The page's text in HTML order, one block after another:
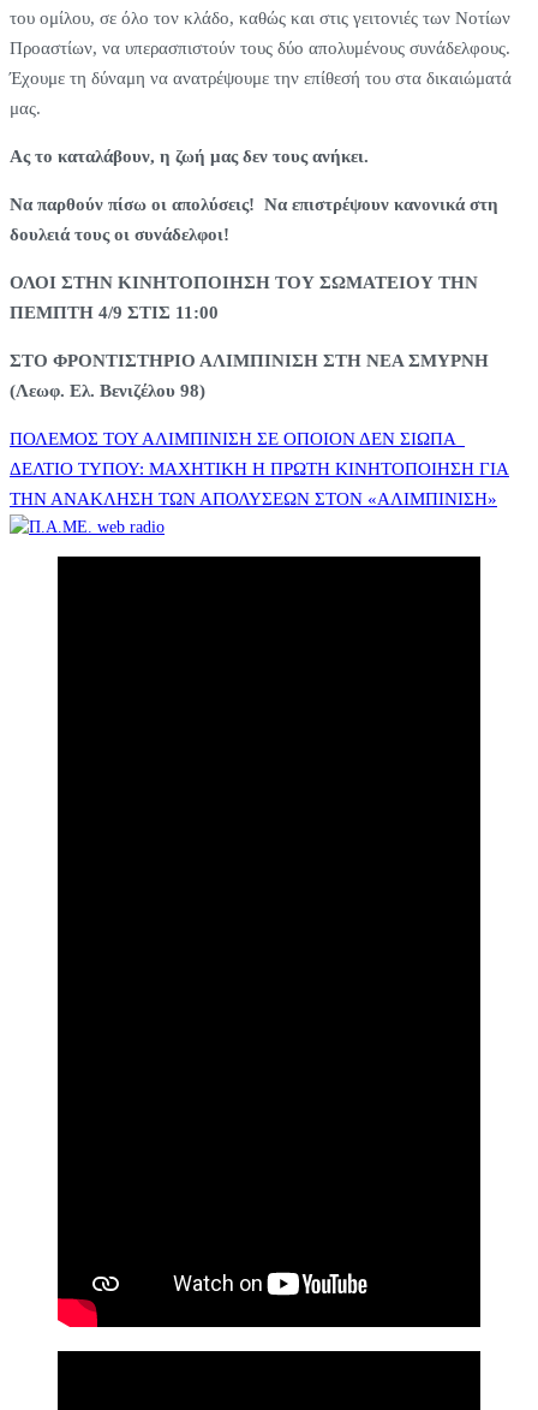
του ομίλου, σε όλο τον κλάδο, καθώς και στις γειτονιές των Νοτίων
Προαστίων, να υπερασπιστούν τους δύο απολυμένους συνάδελφους.
Έχουμε τη δύναμη να ανατρέψουμε την επίθεσή του στα δικαιώματά
μας.
Ας το καταλάβουν, η ζωή μας δεν τους ανήκει.
Να παρθούν πίσω οι απολύσεις! Να επιστρέψουν κανονικά στη
δουλειά τους οι συνάδελφοι!
ΟΛΟΙ ΣΤΗΝ ΚΙΝΗΤΟΠΟΙΗΣΗ ΤΟΥ ΣΩΜΑΤΕΙΟΥ ΤΗΝ
ΠΕΜΠΤΗ 4/9 ΣΤΙΣ 11:00
ΣΤΟ ΦΡΟΝΤΙΣΤΗΡΙΟ ΑΛΙΜΠΙΝΙΣΗ ΣΤΗ ΝΕΑ ΣΜΥΡΝΗ
(Λεωφ. Ελ. Βενιζέλου 98)
Πλοήγηση
άρθρων
ΠΟΛΕΜΟΣ ΤΟΥ ΑΛΙΜΠΙΝΙΣΗ ΣΕ ΟΠΟΙΟΝ ΔΕΝ ΣΙΩΠΑ
ΔΕΛΤΙΟ ΤΥΠΟΥ: ΜΑΧΗΤΙΚΗ Η ΠΡΩΤΗ ΚΙΝΗΤΟΠΟΙΗΣΗ ΓΙΑ
ΤΗΝ ΑΝΑΚΛΗΣΗ ΤΩΝ ΑΠΟΛΥΣΕΩΝ ΣΤΟΝ «ΑΛΙΜΠΙΝΙΣΗ»